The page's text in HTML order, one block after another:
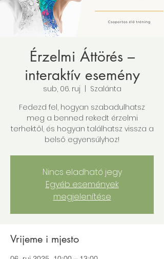
Érzelmi Áttörés –
interaktív esemény
sub, 06. ruj
Szalánta
Fedezd fel, hogyan szabadulhatsz
meg a benned rekedt érzelmi
terhektől, és hogyan találhatsz vissza a
belső egyensúlyhoz!
Nincs eladható jegy
Egyéb események
megjelenítése
Vrijeme i mjesto